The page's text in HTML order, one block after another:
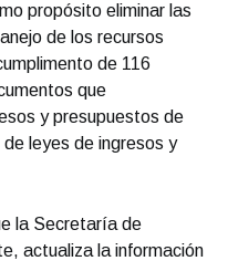
propósito eliminar las
de los recursos
de 116
que
y presupuestos de
leyes de ingresos y
la Secretaría de
actualiza la información